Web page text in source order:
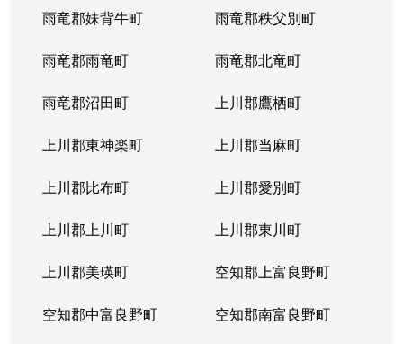
雨竜郡妹背牛町 雨竜郡秩父別町
雨竜郡雨竜町 雨竜郡北竜町
雨竜郡沼田町 上川郡鷹栖町
上川郡東神楽町 上川郡当麻町
上川郡比布町 上川郡愛別町
上川郡上川町 上川郡東川町
上川郡美瑛町 空知郡上富良野町
空知郡中富良野町 空知郡南富良野町